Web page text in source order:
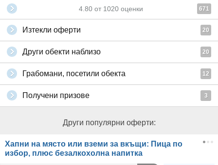
4.80 от 1020 оценки 671
Изтекли оферти 20
Други обекти наблизо 20
Грабомани, посетили обекта 12
Получени призове 3
Други популярни оферти:
Хапни на място или вземи за вкъщи: Пица по
избор, плюс безалкохолна напитка